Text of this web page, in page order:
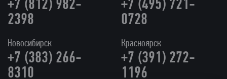
2398
0728
Новосибирск
+7 (383) 266-
8310
Красноярск
+7 (391) 272-
1196